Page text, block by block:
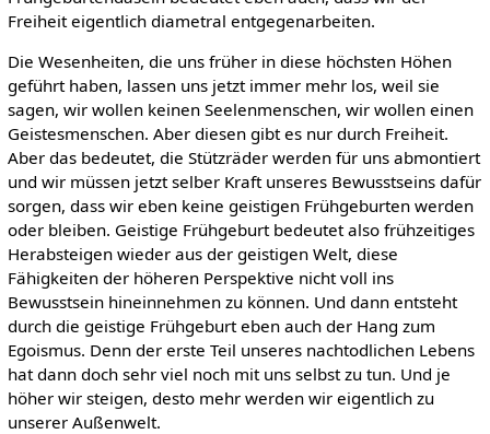
Freiheit eigentlich diametral entgegenarbeiten.
Die Wesenheiten, die uns früher in diese höchsten Höhen
geführt haben, lassen uns jetzt immer mehr los, weil sie
sagen, wir wollen keinen Seelenmenschen, wir wollen einen
Geistesmenschen. Aber diesen gibt es nur durch Freiheit.
Aber das bedeutet, die Stützräder werden für uns abmontiert
und wir müssen jetzt selber Kraft unseres Bewusstseins dafür
sorgen, dass wir eben keine geistigen Frühgeburten werden
oder bleiben. Geistige Frühgeburt bedeutet also frühzeitiges
Herabsteigen wieder aus der geistigen Welt, diese
Fähigkeiten der höheren Perspektive nicht voll ins
Bewusstsein hineinnehmen zu können. Und dann entsteht
durch die geistige Frühgeburt eben auch der Hang zum
Egoismus. Denn der erste Teil unseres nachtodlichen Lebens
hat dann doch sehr viel noch mit uns selbst zu tun. Und je
höher wir steigen, desto mehr werden wir eigentlich zu
unserer Außenwelt.